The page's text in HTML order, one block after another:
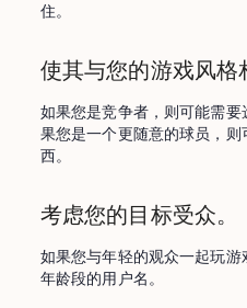
住。
使其与您的游戏风格
如果您是竞争者，则可能需
果您是一个更随意的球员，
西。
考虑您的目标受众。
如果您与年轻的观众一起玩
年龄段的用户名。